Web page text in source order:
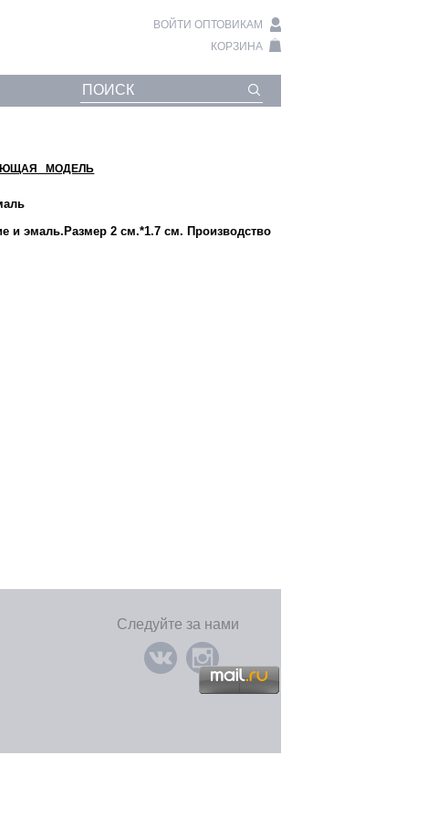
ВОЙТИ ОПТОВИКАМ
КОРЗИНА
МОДЕЛЬ
и эмаль.Размер 2 см.*1.7 см. Производство
Следуйте за нами